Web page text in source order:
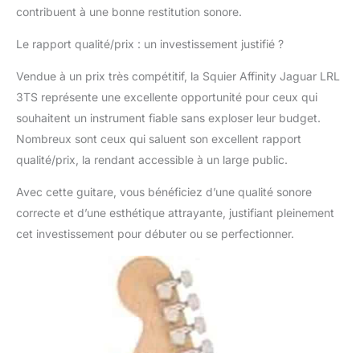
contribuent à une bonne restitution sonore.
Le rapport qualité/prix : un investissement justifié ?
Vendue à un prix très compétitif, la Squier Affinity Jaguar LRL
3TS représente une excellente opportunité pour ceux qui
souhaitent un instrument fiable sans exploser leur budget.
Nombreux sont ceux qui saluent son excellent rapport
qualité/prix, la rendant accessible à un large public.
Avec cette guitare, vous bénéficiez d’une qualité sonore
correcte et d’une esthétique attrayante, justifiant pleinement
cet investissement pour débuter ou se perfectionner.